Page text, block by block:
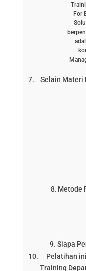
For
Selain Materi
Metode
Siapa
Pelatihan
Training